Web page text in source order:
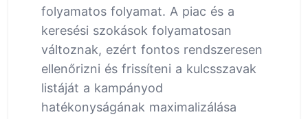
folyamatos folyamat. A piac és a
keresési szokások folyamatosan
változnak, ezért fontos rendszeresen
ellenőrizni és frissíteni a kulcsszavak
listáját a kampányod
hatékonyságának maximalizálása